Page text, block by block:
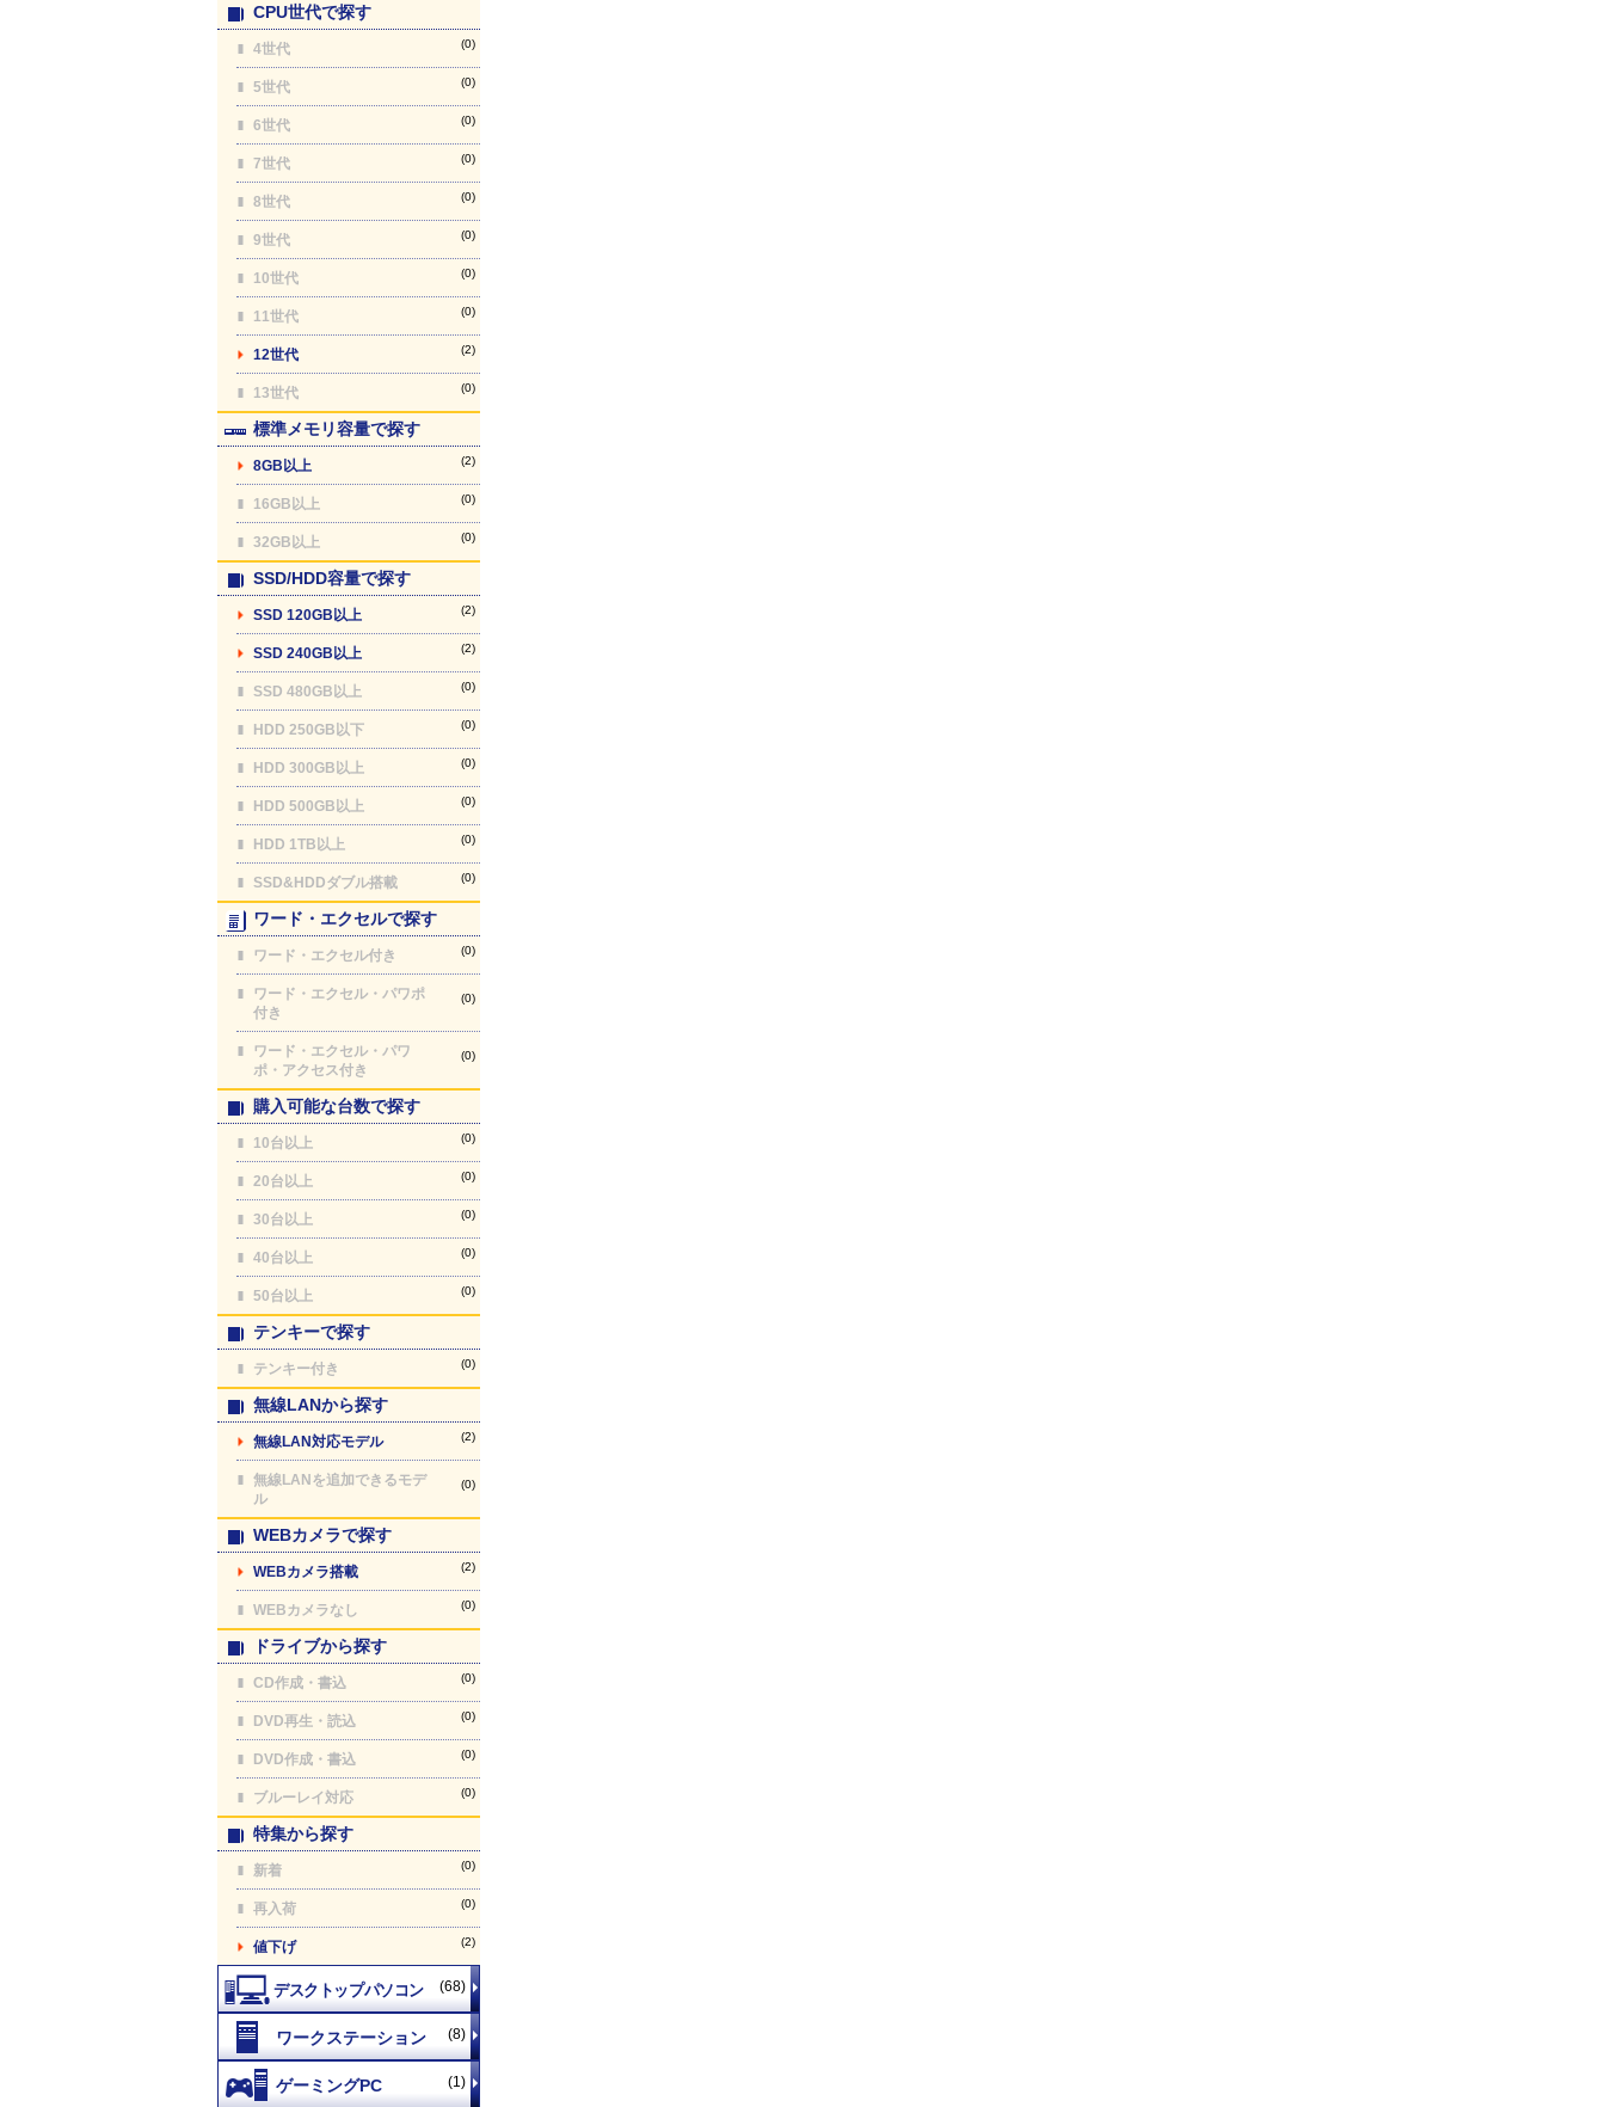
CPU世代で探す
4世代 (0)
5世代 (0)
6世代 (0)
7世代 (0)
8世代 (0)
9世代 (0)
10世代 (0)
11世代 (0)
12世代 (2)
13世代 (0)
標準メモリ容量で探す
8GB以上 (2)
16GB以上 (0)
32GB以上 (0)
SSD/HDD容量で探す
SSD 120GB以上 (2)
SSD 240GB以上 (2)
SSD 480GB以上 (0)
HDD 250GB以下 (0)
HDD 300GB以上 (0)
HDD 500GB以上 (0)
HDD 1TB以上 (0)
SSD&HDDダブル搭載 (0)
ワード・エクセルで探す
ワード・エクセル付き (0)
ワード・エクセル・パワポ
付き
(0)
ワード・エクセル・パワ
ポ・アクセス付き
(0)
購入可能な台数で探す
10台以上 (0)
20台以上 (0)
30台以上 (0)
40台以上 (0)
50台以上 (0)
テンキーで探す
テンキー付き (0)
無線LANから探す
無線LAN対応モデル (2)
無線LANを追加できるモデ
ル
(0)
WEBカメラで探す
WEBカメラ搭載 (2)
WEBカメラなし (0)
ドライブから探す
CD作成・書込 (0)
DVD再生・読込 (0)
DVD作成・書込 (0)
ブルーレイ対応 (0)
特集から探す
新着 (0)
再入荷 (0)
値下げ (2)
(68)
(8)
(1)